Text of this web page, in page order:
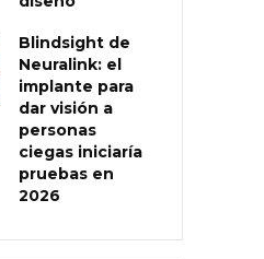
Blindsight de
Neuralink: el
implante para
dar visión a
personas
ciegas iniciaría
pruebas en
2026